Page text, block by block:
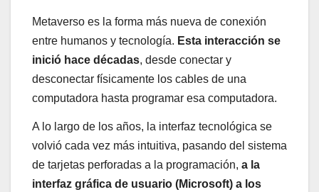
Metaverso es la forma más nueva de conexión
entre humanos y tecnología. Esta interacción se
inició hace décadas, desde conectar y
desconectar físicamente los cables de una
computadora hasta programar esa computadora.
A lo largo de los años, la interfaz tecnológica se
volvió cada vez más intuitiva, pasando del sistema
de tarjetas perforadas a la programación, a la
interfaz gráfica de usuario (Microsoft) a los